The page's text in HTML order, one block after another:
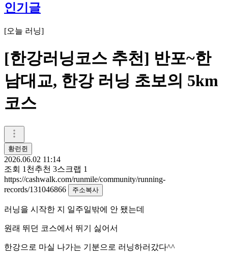
인기글
[오늘 러닝]
[한강러닝코스 추천] 반포~한
남대교, 한강 러닝 초보의 5km
코스
황런쥔
2026.06.02 11:14
조회 1천 추천 3스크랩 1
https://cashwalk.com/runmile/community/running-
records/131046866
주소복사
러닝을 시작한 지 일주일밖에 안 됐는데
원래 뛰던 코스에서 뛰기 싫어서
한강으로 마실 나가는 기분으로 러닝하러갔다^^